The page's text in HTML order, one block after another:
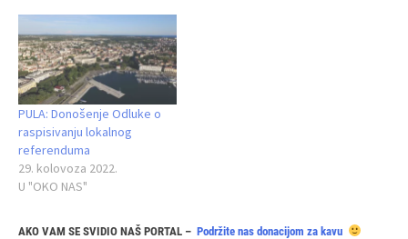
PULA: Donošenje Odluke o
raspisivanju lokalnog
referenduma
29. kolovoza 2022.
U "OKO NAS"
AKO VAM SE SVIDIO NAŠ PORTAL – Podržite nas donacijom za kavu